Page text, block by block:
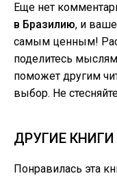
Еще нет
в Бразилию, и
самым ценным!
поделитесь
поможет другим
выбор. Не
ДРУГИЕ
Понравилась эта